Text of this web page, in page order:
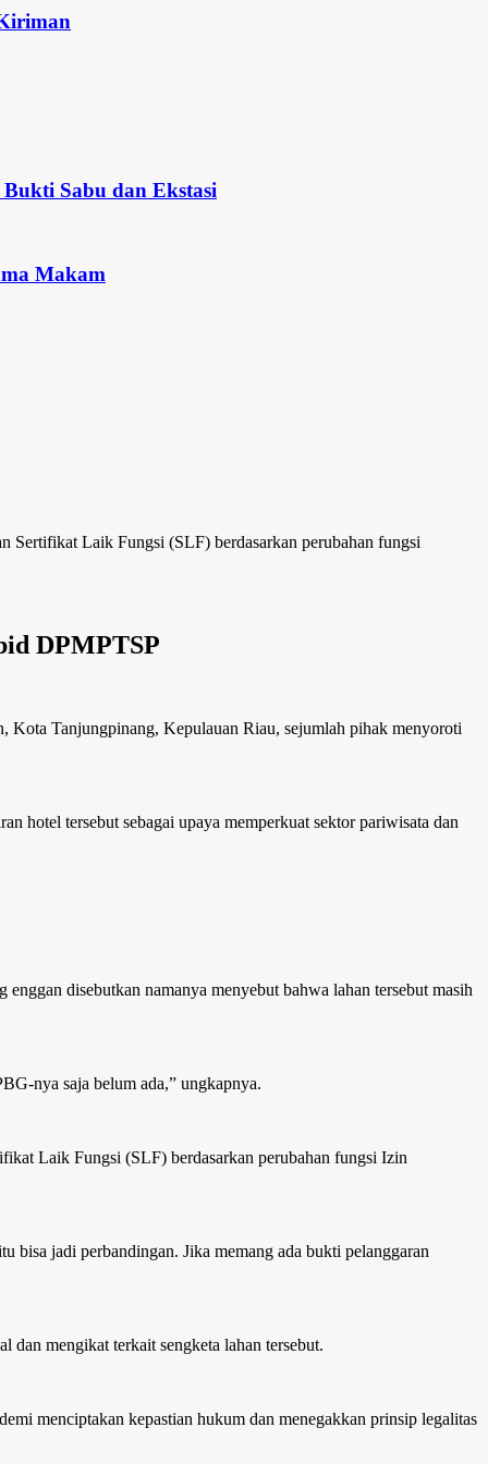
Sabu dan Ekstasi
Makam
Sertifikat Laik Fungsi (SLF) berdasarkan perubahan fungsi
DPMPTSP
Kota Tanjungpinang, Kepulauan Riau, sejumlah pihak menyoroti
hotel tersebut sebagai upaya memperkuat sektor pariwisata dan
disebutkan namanya menyebut bahwa lahan tersebut masih
nya saja belum ada,” ungkapnya.
Laik Fungsi (SLF) berdasarkan perubahan fungsi Izin
bisa jadi perbandingan. Jika memang ada bukti pelanggaran
dan mengikat terkait sengketa lahan tersebut.
menciptakan kepastian hukum dan menegakkan prinsip legalitas